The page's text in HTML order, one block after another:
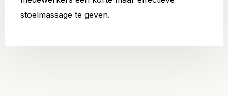
stoelmassage te geven.